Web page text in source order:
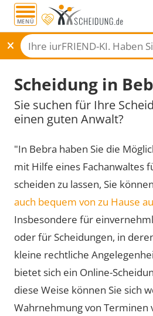
MENÜ
Scheidung in
Sie suchen für Ihre
einen guten Anwalt?
"In Bebra haben Sie die
mit Hilfe eines Fachanwaltes
scheiden zu lassen, Sie
auch bequem von zu Hause
Insbesondere für
oder für Scheidungen, in
kleine rechtliche
bietet sich ein Online-
diese Weise können Sie sich
Wahrnehmung von Terminen